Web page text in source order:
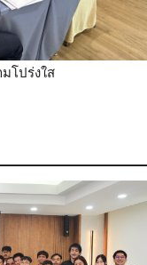
โปร่งใส